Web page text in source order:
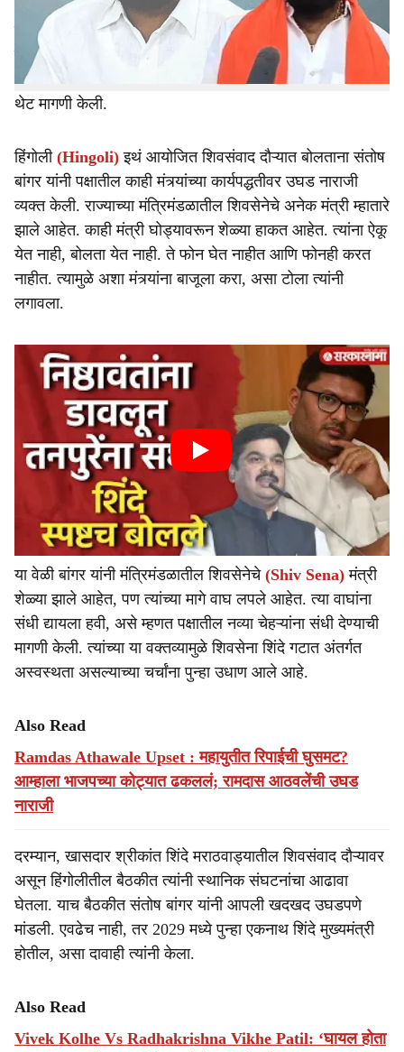
खासदार श्रीकांत शिंदे यांच्या उपस्थितीतच बांगर यांनी
मंत्रिमंडळातील शिवसेनेच्या मंत्र्यांना लक्ष्य करत, मंत्री शेळ्या झाले
आहेत, त्यांच्या मागे वाघ लपले आहेत, नव्या लोकांना संधी द्या, अशी
थेट मागणी केली.
हिंगोली (Hingoli) इथं आयोजित शिवसंवाद दौऱ्यात बोलताना संतोष
बांगर यांनी पक्षातील काही मंत्र्यांच्या कार्यपद्धतीवर उघड नाराजी
व्यक्त केली. राज्याच्या मंत्रिमंडळातील शिवसेनेचे अनेक मंत्री म्हातारे
झाले आहेत. काही मंत्री घोड्यावरून शेळ्या हाकत आहेत. त्यांना ऐकू
येत नाही, बोलता येत नाही. ते फोन घेत नाहीत आणि फोनही करत
नाहीत. त्यामुळे अशा मंत्र्यांना बाजूला करा, असा टोला त्यांनी
लगावला.
या वेळी बांगर यांनी मंत्रिमंडळातील शिवसेनेचे (Shiv Sena) मंत्री
शेळ्या झाले आहेत, पण त्यांच्या मागे वाघ लपले आहेत. त्या वाघांना
संधी द्यायला हवी, असे म्हणत पक्षातील नव्या चेहऱ्यांना संधी देण्याची
मागणी केली. त्यांच्या या वक्तव्यामुळे शिवसेना शिंदे गटात अंतर्गत
अस्वस्थता असल्याच्या चर्चांना पुन्हा उधाण आले आहे.
Also Read
Ramdas Athawale Upset : महायुतीत रिपाईची घुसमट?
आम्हाला भाजपच्या कोट्यात ढकललं; रामदास आठवलेंची उघड
नाराजी
दरम्यान, खासदार श्रीकांत शिंदे मराठवाड्यातील शिवसंवाद दौऱ्यावर
असून हिंगोलीतील बैठकीत त्यांनी स्थानिक संघटनांचा आढावा
घेतला. याच बैठकीत संतोष बांगर यांनी आपली खदखद उघडपणे
मांडली. एवढेच नाही, तर 2029 मध्ये पुन्हा एकनाथ शिंदे मुख्यमंत्री
होतील, असा दावाही त्यांनी केला.
Also Read
Vivek Kolhe Vs Radhakrishna Vikhe Patil: ‘घायल होता